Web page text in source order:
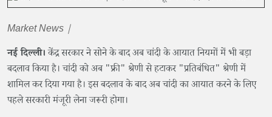
Market News |
नई दिल्ली।केंद्र सरकार ने सोने के बाद अब चांदी के आयात नियमों में भी बड़ा
बदलाव किया है। चांदी को अब "फ्री" श्रेणी से हटाकर "प्रतिबंधित" श्रेणी में
शामिल कर दिया गया है। इस बदलाव के बाद अब चांदी का आयात करने के लिए
पहले सरकारी मंजूरी लेना जरूरी होगा।